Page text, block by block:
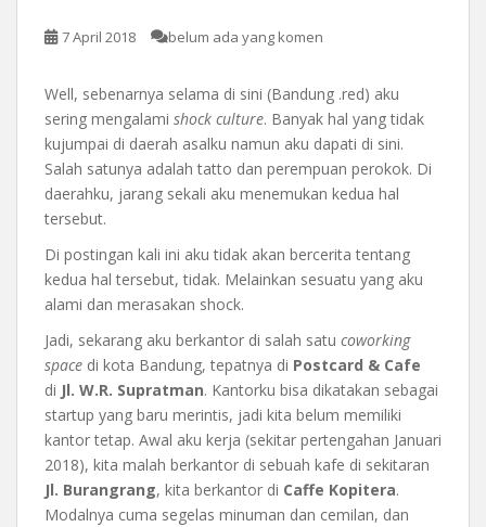
7 April 2018 belum ada yang komen
Well, sebenarnya selama di sini (Bandung .red) aku
sering mengalami shock culture. Banyak hal yang tidak
kujumpai di daerah asalku namun aku dapati di sini.
Salah satunya adalah tatto dan perempuan perokok. Di
daerahku, jarang sekali aku menemukan kedua hal
tersebut.
Di postingan kali ini aku tidak akan bercerita tentang
kedua hal tersebut, tidak. Melainkan sesuatu yang aku
alami dan merasakan shock.
Jadi, sekarang aku berkantor di salah satu coworking
space di kota Bandung, tepatnya di Postcard & Cafe
di Jl. W.R. Supratman. Kantorku bisa dikatakan sebagai
startup yang baru merintis, jadi kita belum memiliki
kantor tetap. Awal aku kerja (sekitar pertengahan Januari
2018), kita malah berkantor di sebuah kafe di sekitaran
Jl. Burangrang, kita berkantor di Caffe Kopitera.
Modalnya cuma segelas minuman dan cemilan, dan